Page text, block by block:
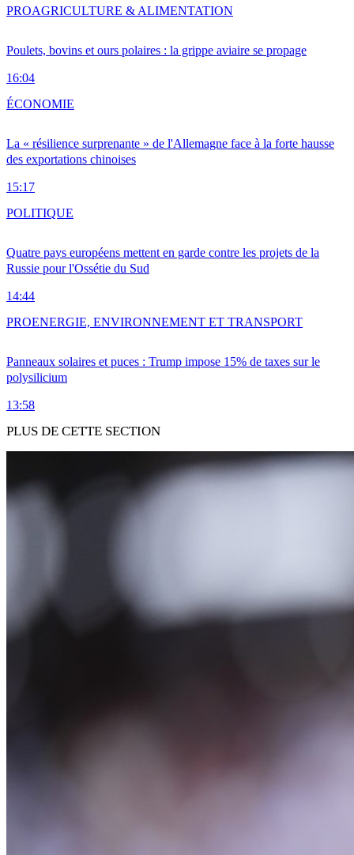
Poulets, bovins et ours polaires : la grippe aviaire se propage
16:04
PROAGRICULTURE & ALIMENTATION
La « résilience surprenante » de l'Allemagne face à la forte hausse
des exportations chinoises
15:17
ÉCONOMIE
Quatre pays européens mettent en garde contre les projets de la
Russie pour l'Ossétie du Sud
14:44
POLITIQUE
Panneaux solaires et puces : Trump impose 15% de taxes sur le
polysilicium
13:58
PROENERGIE, ENVIRONNEMENT ET TRANSPORT
PLUS DE CETTE SECTION